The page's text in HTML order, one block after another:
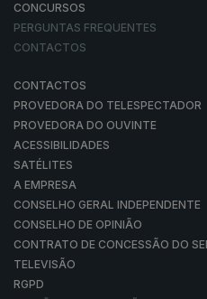
CONCURSOS
PERGUNTAS FREQUENTES
CONTACTOS
CONTACTOS
PROVEDORA DO TELESPECTADOR
PROVEDORA DO OUVINTE
ACESSIBILIDADES
SATÉLITES
A EMPRESA
CONSELHO GERAL INDEPENDENTE
CONSELHO DE OPINIÃO
CONTRATO DE CONCESSÃO DO
TELEVISÃO
RGPD